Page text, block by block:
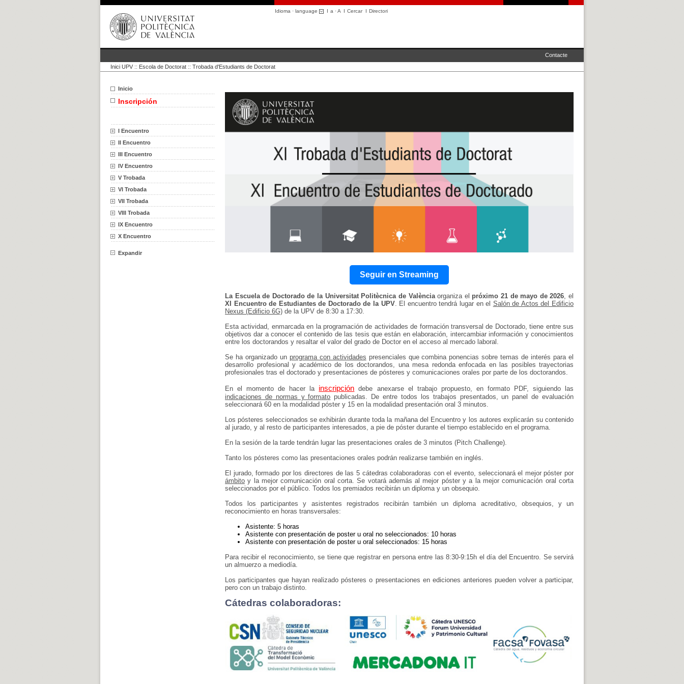
Idioma · language I a ·A I CercarI Directori
Contacte
Inici UPV :: Escola de Doctorat :: Trobada d'Estudiants de Doctorat
Inicio
Inscripción
I Encuentro
II Encuentro
III Encuentro
IV Encuentro
V Trobada
VI Trobada
VII Trobada
VIII Trobada
IX Encuentro
X Encuentro
Expandir
Seguir en Streaming
La Escuela de Doctorado de la Universitat Politècnica de Valènciaorganiza el próximo 21 de mayo de 2026, el
XI Encuentro de Estudiantes de Doctorado de la UPV. El encuentro tendrá lugar en el Salón de Actos del Edificio
Nexus (Edificio 6G) de la UPV de 8:30 a 17:30.
Esta actividad, enmarcada en la programación de actividades de formación transversal de Doctorado, tiene entre sus
objetivos dar a conocer el contenido de las tesis que están en elaboración, intercambiar información y conocimientos
entre los doctorandos y resaltar el valor del grado de Doctor en el acceso al mercado laboral.
Se ha organizado un programa con actividades presenciales que combina ponencias sobre temas de interés para el
desarrollo profesional y académico de los doctorandos, una mesa redonda enfocada en las posibles trayectorias
profesionales tras el doctorado y presentaciones de pósteres y comunicaciones orales por parte de los doctorandos.
En el momento de hacer la inscripción debe anexarse el trabajo propuesto, en formato PDF, siguiendo las
indicaciones de normas y formato publicadas. De entre todos los trabajos presentados, un panel de evaluación
seleccionará 60 en la modalidad póster y 15 en la modalidad presentación oral 3 minutos.
Los pósteres seleccionados se exhibirán durante toda la mañana del Encuentro y los autores explicarán su contenido
al jurado, y al resto de participantes interesados, a pie de póster durante el tiempo establecido en el programa.
En la sesión de la tarde tendrán lugar las presentaciones orales de 3 minutos (Pitch Challenge).
Tanto los pósteres como las presentaciones orales podrán realizarse también en inglés.
El jurado, formado por los directores de las 5 cátedras colaboradoras con el evento, seleccionará el mejor póster por
ámbito y la mejor comunicación oral corta. Se votará además al mejor póster y a la mejor comunicación oral corta
seleccionados por el público. Todos los premiados recibirán un diploma y un obsequio.
Todos los participantes y asistentes registrados recibirán también un diploma acreditativo, obsequios, y un
reconocimiento en horas transversales:
Asistente: 5 horas
Asistente con presentación de poster u oral no seleccionados: 10 horas
Asistente con presentación de poster u oral seleccionados: 15 horas
Para recibir el reconocimiento, se tiene que registrar en persona entre las 8:30-9:15h el día del Encuentro. Se servirá
un almuerzo a mediodía.
Los participantes que hayan realizado pósteres o presentaciones en ediciones anteriores pueden volver a participar,
pero con un trabajo distinto.
Cátedras colaboradoras: